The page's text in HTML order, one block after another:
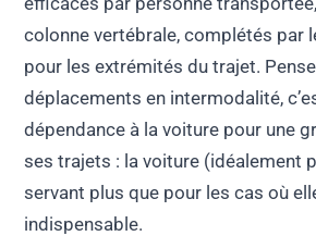
colonne vertébrale, complétés par
pour les extrémités du trajet.
déplacements en intermodalité,
dépendance à la voiture pour une
ses trajets : la voiture (idéalement
servant plus que pour les cas où
indispensable.